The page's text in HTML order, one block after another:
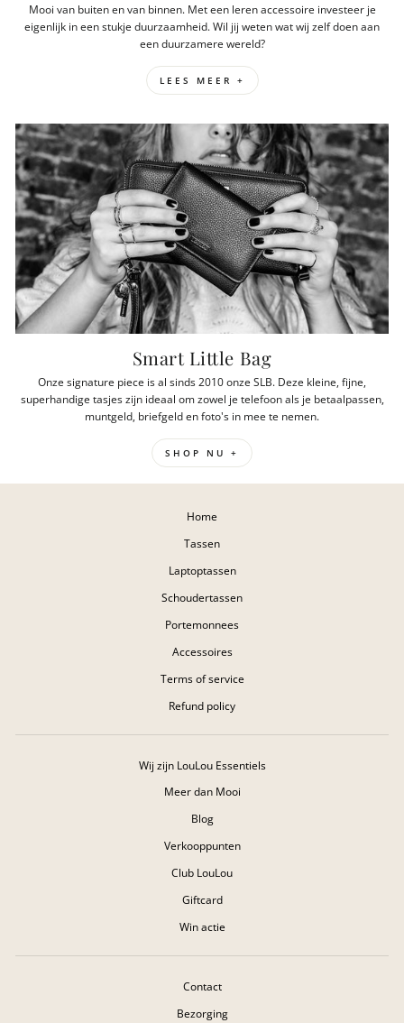
Mooi van buiten en van binnen. Met een leren accessoire investeer je
eigenlijk in een stukje duurzaamheid. Wil jij weten wat wij zelf doen aan
een duurzamere wereld?
LEES MEER +
Smart Little Bag
Onze signature piece is al sinds 2010 onze SLB. Deze kleine, fijne,
superhandige tasjes zijn ideaal om zowel je telefoon als je betaalpassen,
muntgeld, briefgeld en foto's in mee te nemen.
SHOP NU +
Home
Tassen
Laptoptassen
Schoudertassen
Portemonnees
Accessoires
Terms of service
Refund policy
Wij zijn LouLou Essentiels
Meer dan Mooi
Blog
Verkooppunten
Club LouLou
Giftcard
Win actie
Contact
Bezorging